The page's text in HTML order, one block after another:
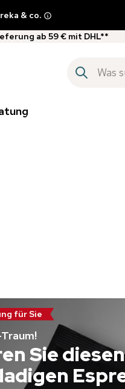
& co.
ab 59 € mit DHL**
für Sie
Sie